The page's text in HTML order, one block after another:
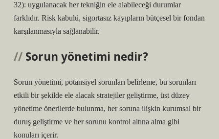
32): uygulanacak her tekniğin ele alabileceği durumlar
farklıdır. Risk kabulü, sigortasız kayıpların bütçesel bir fondan
karşılanmasıyla sağlanabilir.
Sorun yönetimi nedir?
Sorun yönetimi, potansiyel sorunları belirleme, bu sorunları
etkili bir şekilde ele alacak stratejiler geliştirme, üst düzey
yönetime önerilerde bulunma, her soruna ilişkin kurumsal bir
duruş geliştirme ve her sorunu kontrol altına alma gibi
konuları içerir.